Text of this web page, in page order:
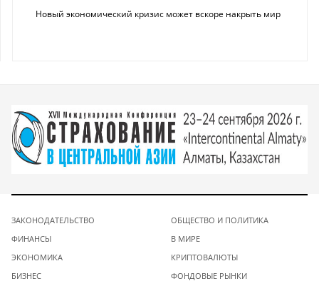
Новый экономический кризис может вскоре накрыть мир
ЗАКОНОДАТЕЛЬСТВО
ФИНАНСЫ
ЭКОНОМИКА
БИЗНЕС
ОБЩЕСТВО И ПОЛИТИКА
В МИРЕ
КРИПТОВАЛЮТЫ
ФОНДОВЫЕ РЫНКИ